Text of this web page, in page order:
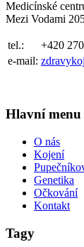
Medicínské
Mezi Vodami
tel.:
+420
e-mail:
Hlavní menu
O nás
Kojení
Genetika
Očkování
Kontakt
Tagy